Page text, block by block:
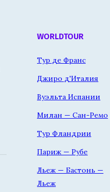
WORLDTOUR
Тур де Франс
Джиро д'Италия
Вуэльта Испании
Милан — Сан-Ремо
Тур Фландрии
Париж — Рубе
Льеж — Бастонь —
Льеж